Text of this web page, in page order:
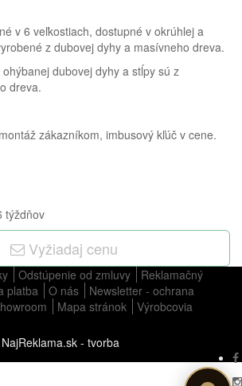
v 6 veľkostiach, dostupné v okrúhlej a
z dubovej dyhy a masívneho dreva.
dubovej dyhy a stĺpy sú z
dreva.
zákazníkom, imbusový kľúč v cene.
týždňov
Vyžiadaj cenu
Odstúpenie od zmluvy
Reklamačný
platba O nás
Newsletter - ochrana
Mapa stránok
Výrobcovia
NajReklama.sk - tvorba